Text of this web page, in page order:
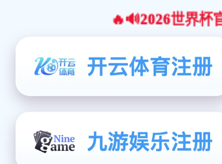
🔥🔊2026世界杯官网合